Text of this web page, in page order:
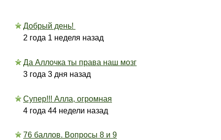
Добрый день!
2 года 1 неделя назад
Да Аллочка ты права наш мозг
3 года 3 дня назад
Супер!!! Алла, огромная
4 года 44 недели назад
76 баллов. Вопросы 8 и 9